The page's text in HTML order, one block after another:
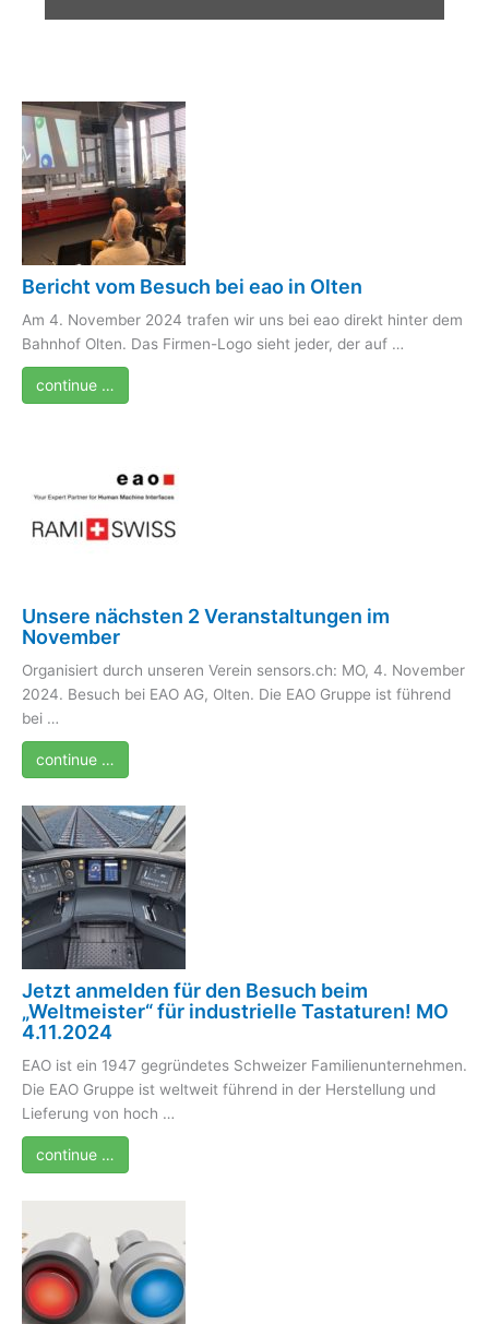
Bericht vom Besuch bei eao in Olten
Am 4. November 2024 trafen wir uns bei eao direkt hinter dem
Bahnhof Olten. Das Firmen-Logo sieht jeder, der auf …
continue …
Unsere nächsten 2 Veranstaltungen im
November
Organisiert durch unseren Verein sensors.ch: MO, 4. November
2024. Besuch bei EAO AG, Olten. Die EAO Gruppe ist führend
bei …
continue …
Jetzt anmelden für den Besuch beim
„Weltmeister“ für industrielle Tastaturen! MO
4.11.2024
EAO ist ein 1947 gegründetes Schweizer Familienunternehmen.
Die EAO Gruppe ist weltweit führend in der Herstellung und
Lieferung von hoch …
continue …